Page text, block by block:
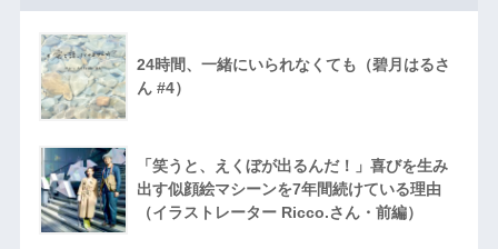
24時間、一緒にいられなくても（碧月はるさ
ん #4）
「笑うと、えくぼが出るんだ！」喜びを生み
出す似顔絵マシーンを7年間続けている理由
（イラストレーター Ricco.さん・前編）